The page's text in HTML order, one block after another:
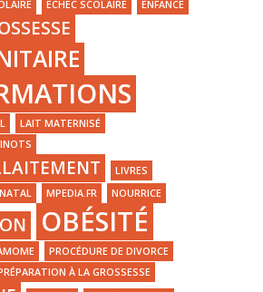
ECHEC SCOLAIRE ENFANCE
LAIT MATERNISÉ
LIVRES
MPEDIA.FR NOURRICE
OBÉSITÉ
PROCÉDURE DE DIVORCE
À LA GROSSESSE